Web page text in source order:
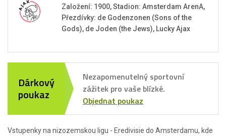
Vstupenky na nizozemskou ligu - Eredivisie do Amsterdamu, kde
Založení: 1900, Stadion: Amsterdam ArenA,
Přezdívky: de Godenzonen (Sons of the
Gods), de Joden (the Jews), Lucky Ajax
Dárkový
poukaz
Nezapomenutelný sportovní
zážitek pro vaše blízké.
Objednat poukaz